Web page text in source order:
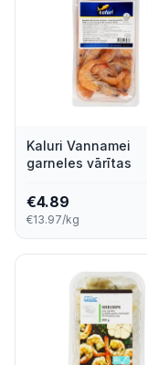
Kaluri Vannamei
garneles vārītas
€4.89
€13.97/kg